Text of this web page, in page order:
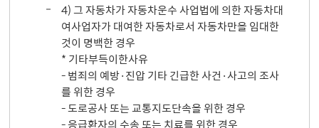
4) 그 자동차가 자동차운수 사업법에 의한 자동차대
여사업자가 대여한 자동차로서 자동차만을 임대한
것이 명백한 경우
* 기타부득이한사유
- 범죄의 예방·진압 기타 긴급한 사건·사고의 조사
를 위한 경우
- 도로공사 또는 교통지도단속을 위한 경우
- 응급환자의 수송 또는 치료를 위한 경우